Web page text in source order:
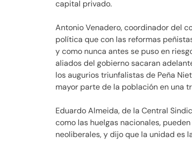
capital privado.
Antonio Venadero, coordinador del
política que con las reformas
y como nunca antes se puso en
aliados del gobierno sacaran
los augurios triunfalistas de Peña
mayor parte de la población en una
Eduardo Almeida, de la Central
como las huelgas nacionales,
neoliberales, y dijo que la unidad es